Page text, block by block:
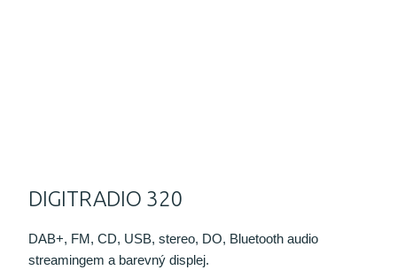
DIGITRADIO 320
DAB+, FM, CD, USB, stereo, DO, Bluetooth audio
streamingem a barevný displej.